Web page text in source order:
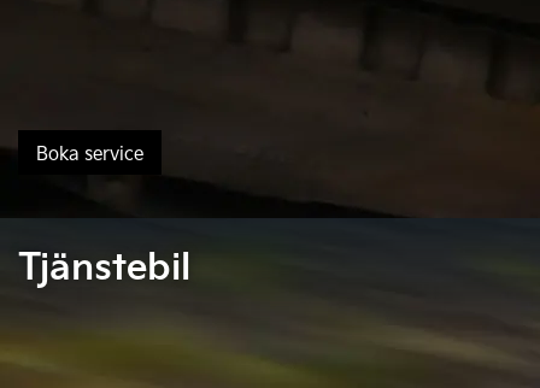
Boka service
Tjänstebil